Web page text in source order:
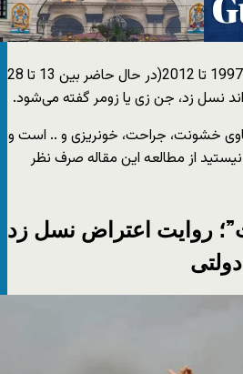
تذکر: به انسان‌هایی که بین 1997 تا 2012(در حال حاضر بین 13 تا 28
نسل زد، جن زی یا زومر گفته می‌شود.
خشونت، جراحت، خونریزی و .. است و
از مطالعه این مقاله صرف نظر
روایت اعتراض نسل زد